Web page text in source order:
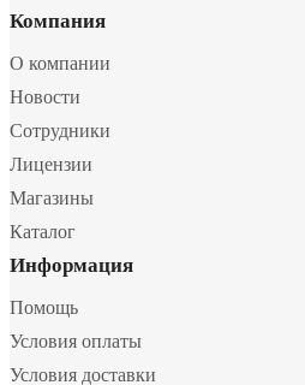
Компания
О компании
Новости
Сотрудники
Лицензии
Магазины
Каталог
Информация
Помощь
Условия оплаты
Условия доставки